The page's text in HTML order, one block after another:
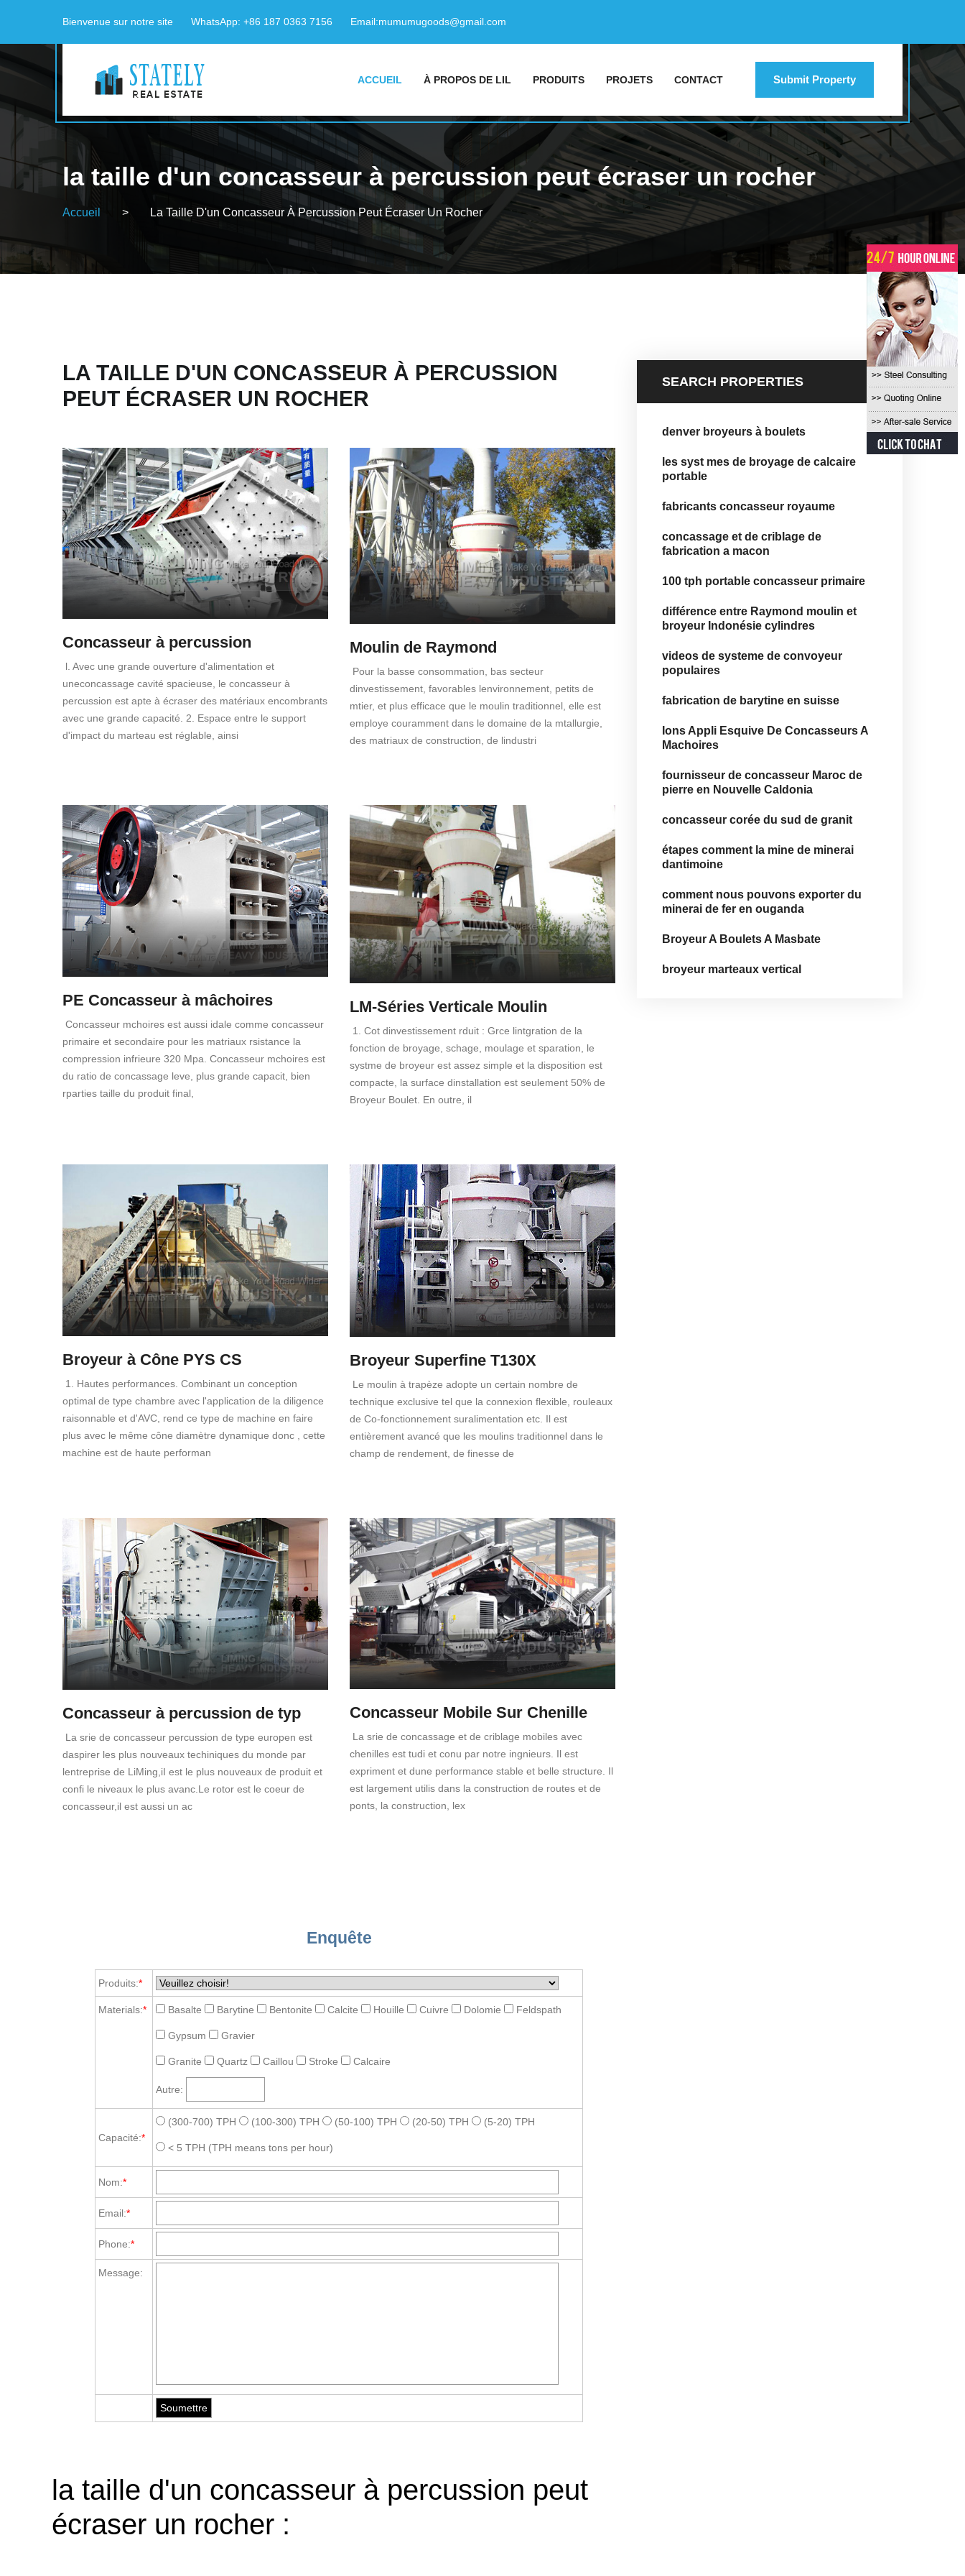
Bienvenue sur notre site WhatsApp: +86 187 0363 7156 Email:mumumugoods@gmail.com
ACCUEIL À PROPOS DE LIL PRODUITS PROJETS CONTACT Submit Property
la taille d'un concasseur à percussion peut écraser un rocher
Accueil > La Taille D'un Concasseur À Percussion Peut Écraser Un Rocher
LA TAILLE D'UN CONCASSEUR À PERCUSSION
PEUT ÉCRASER UN ROCHER
Concasseur à percussion
l. Avec une grande ouverture d'alimentation et
uneconcassage cavité spacieuse, le concasseur à
percussion est apte à écraser des matériaux encombrants
avec une grande capacité. 2. Espace entre le support
d'impact du marteau est réglable, ainsi
Moulin de Raymond
Pour la basse consommation, bas secteur
dinvestissement, favorables lenvironnement, petits de
mtier, et plus efficace que le moulin traditionnel, elle est
employe couramment dans le domaine de la mtallurgie,
des matriaux de construction, de lindustri
PE Concasseur à mâchoires
Concasseur mchoires est aussi idale comme concasseur
primaire et secondaire pour les matriaux rsistance la
compression infrieure 320 Mpa. Concasseur mchoires est
du ratio de concassage leve, plus grande capacit, bien
rparties taille du produit final,
LM-Séries Verticale Moulin
1. Cot dinvestissement rduit : Grce lintgration de la
fonction de broyage, schage, moulage et sparation, le
systme de broyeur est assez simple et la disposition est
compacte, la surface dinstallation est seulement 50% de
Broyeur Boulet. En outre, il
Broyeur à Cône PYS CS
1. Hautes performances. Combinant un conception
optimal de type chambre avec l'application de la diligence
raisonnable et d'AVC, rend ce type de machine en faire
plus avec le même cône diamètre dynamique donc , cette
machine est de haute performan
Broyeur Superfine T130X
Le moulin à trapèze adopte un certain nombre de
technique exclusive tel que la connexion flexible, rouleaux
de Co-fonctionnement suralimentation etc. Il est
entièrement avancé que les moulins traditionnel dans le
champ de rendement, de finesse de
Concasseur à percussion de typ
La srie de concasseur percussion de type europen est
daspirer les plus nouveaux techiniques du monde par
lentreprise de LiMing,iI est le plus nouveaux de produit et
confi le niveaux le plus avanc.Le rotor est le coeur de
concasseur,il est aussi un ac
Concasseur Mobile Sur Chenille
La srie de concassage et de criblage mobiles avec
chenilles est tudi et conu par notre ingnieurs. Il est
expriment et dune performance stable et belle structure. Il
est largement utilis dans la construction de routes et de
ponts, la construction, lex
Enquête
Produits:*
Materials:* Basalte Barytine Bentonite Calcite Houille Cuivre Dolomie Feldspath
Gypsum Gravier
Granite Quartz Caillou Stroke Calcaire
Autre:
Capacité:*
(300-700) TPH (100-300) TPH (50-100) TPH (20-50) TPH (5-20) TPH
< 5 TPH (TPH means tons per hour)
Nom:*
Email:*
Phone:*
Message:
la taille d'un concasseur à percussion peut
écraser un rocher :
SEARCH PROPERTIES
denver broyeurs à boulets
les syst mes de broyage de calcaire
portable
fabricants concasseur royaume
concassage et de criblage de
fabrication a macon
100 tph portable concasseur primaire
différence entre Raymond moulin et
broyeur Indonésie cylindres
videos de systeme de convoyeur
populaires
fabrication de barytine en suisse
Ions Appli Esquive De Concasseurs A
Machoires
fournisseur de concasseur Maroc de
pierre en Nouvelle Caldonia
concasseur corée du sud de granit
étapes comment la mine de minerai
dantimoine
comment nous pouvons exporter du
minerai de fer en ouganda
Broyeur A Boulets A Masbate
broyeur marteaux vertical